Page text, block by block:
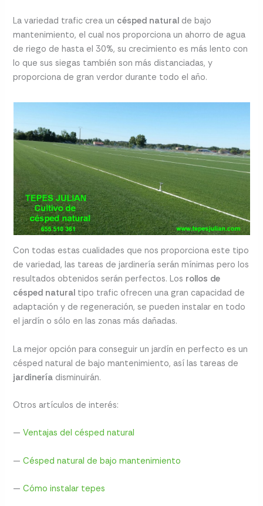
La variedad trafic crea un césped natural de bajo
mantenimiento, el cual nos proporciona un ahorro de agua
de riego de hasta el 30%, su crecimiento es más lento con
lo que sus siegas también son más distanciadas, y
proporciona de gran verdor durante todo el año.
Con todas estas cualidades que nos proporciona este tipo
de variedad, las tareas de jardinería serán mínimas pero los
resultados obtenidos serán perfectos. Los rollos de
césped natural tipo trafic ofrecen una gran capacidad de
adaptación y de regeneración, se pueden instalar en todo
el jardín o sólo en las zonas más dañadas.
La mejor opción para conseguir un jardín en perfecto es un
césped natural de bajo mantenimiento, así las tareas de
jardinería disminuirán.
Otros artículos de interés:
—Ventajas del césped natural
—Césped natural de bajo mantenimiento
—Cómo instalar tepes